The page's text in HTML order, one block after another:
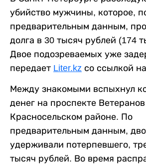
убийство мужчины, которое,
предварительным данным,
долга в 30 тысяч рублей (174
Двое подозреваемых уже
передает Liter.kz со ссылкой на
Между знакомыми вспыхнул
денег на проспекте
Красносельском районе. По
предварительным данным,
удерживали потерпевшего,
тысяч рублей. Во время